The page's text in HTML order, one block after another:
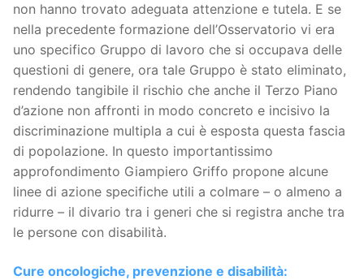
non hanno trovato adeguata attenzione e tutela. E se
nella precedente formazione dell’Osservatorio vi era
uno specifico Gruppo di lavoro che si occupava delle
questioni di genere, ora tale Gruppo è stato eliminato,
rendendo tangibile il rischio che anche il Terzo Piano
d’azione non affronti in modo concreto e incisivo la
discriminazione multipla a cui è esposta questa fascia
di popolazione. In questo importantissimo
approfondimento Giampiero Griffo propone alcune
linee di azione specifiche utili a colmare – o almeno a
ridurre – il divario tra i generi che si registra anche tra
le persone con disabilità.
Cure oncologiche, prevenzione e disabilità: